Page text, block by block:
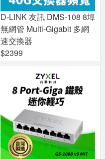
D-LINK 友訊 DMS-108 8埠
無網管 Multi-Gigabit 多網
速交換器
$2399